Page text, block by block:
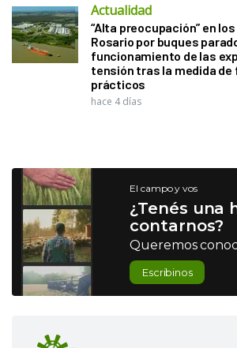
Actualidad
“Alta preocupación” en
Rosario por buques
funcionamiento de las
tensión tras la medida de
prácticos
hace 4 días
El campo y vos
¿Tenés una
contarnos?
Queremos
Escribinos